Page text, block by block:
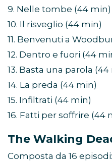
9. Nelle tombe (44 min)
10. Il risveglio (44 min)
11. Benvenuti a
12. Dentro e fuori (44
13. Basta una parola (44
14. La preda (44 min)
15. Infiltrati (44 min)
16. Fatti per soffrire (44
The Walking
Composta da 16 episodi: